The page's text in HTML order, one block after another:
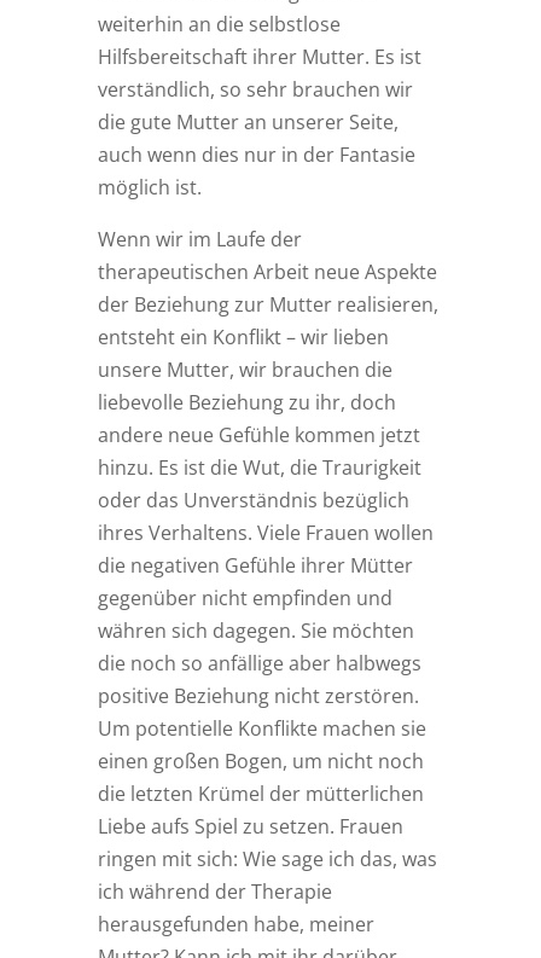
weiterhin an die selbstlose
Hilfsbereitschaft ihrer Mutter. Es ist
verständlich, so sehr brauchen wir
die gute Mutter an unserer Seite,
auch wenn dies nur in der Fantasie
möglich ist.
Wenn wir im Laufe der
therapeutischen Arbeit neue Aspekte
der Beziehung zur Mutter realisieren,
entsteht ein Konflikt – wir lieben
unsere Mutter, wir brauchen die
liebevolle Beziehung zu ihr, doch
andere neue Gefühle kommen jetzt
hinzu. Es ist die Wut, die Traurigkeit
oder das Unverständnis bezüglich
ihres Verhaltens. Viele Frauen wollen
die negativen Gefühle ihrer Mütter
gegenüber nicht empfinden und
währen sich dagegen. Sie möchten
die noch so anfällige aber halbwegs
positive Beziehung nicht zerstören.
Um potentielle Konflikte machen sie
einen großen Bogen, um nicht noch
die letzten Krümel der mütterlichen
Liebe aufs Spiel zu setzen. Frauen
ringen mit sich: Wie sage ich das, was
ich während der Therapie
herausgefunden habe, meiner